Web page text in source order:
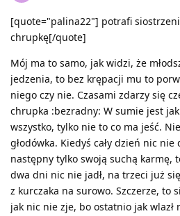
[quote="palina22"] potrafi
chrupkę[/quote]
Mój ma to samo, jak widzi, że
jedzenia, to bez krępacji mu to
niego czy nie. Czasami zdarzy się
chrupka :bezradny: W sumie jest
wszystko, tylko nie to co ma jeść.
głodówka. Kiedyś cały dzień nic nie
następny tylko swoją suchą karmę,
dwa dni nic nie jadł, na trzeci już
z kurczaka na surowo. Szczerze, to
jak nic nie zje, bo ostatnio jak wlazł